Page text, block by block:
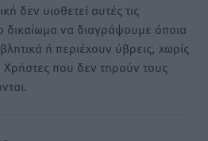
δεν υιοθετεί αυτές τις
δικαίωμα να διαγράψουμε όποια
ή περιέχουν ύβρεις, χωρίς
που δεν τηρούν τους